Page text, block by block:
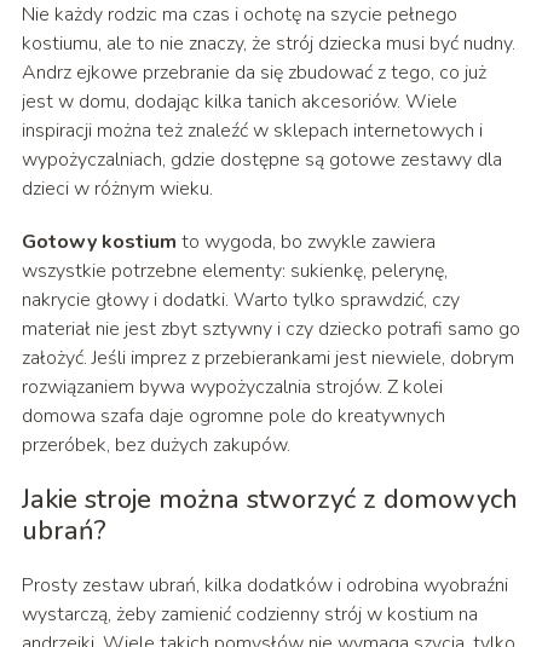
Nie każdy rodzic ma czas i ochotę na szycie pełnego
kostiumu, ale to nie znaczy, że strój dziecka musi być nudny.
Andrz ejkowe przebranie da się zbudować z tego, co już
jest w domu, dodając kilka tanich akcesoriów. Wiele
inspiracji można też znaleźć w sklepach internetowych i
wypożyczalniach, gdzie dostępne są gotowe zestawy dla
dzieci w różnym wieku.
Gotowy kostium to wygoda, bo zwykle zawiera
wszystkie potrzebne elementy: sukienkę, pelerynę,
nakrycie głowy i dodatki. Warto tylko sprawdzić, czy
materiał nie jest zbyt sztywny i czy dziecko potrafi samo go
założyć. Jeśli imprez z przebierankami jest niewiele, dobrym
rozwiązaniem bywa wypożyczalnia strojów. Z kolei
domowa szafa daje ogromne pole do kreatywnych
przeróbek, bez dużych zakupów.
Jakie stroje można stworzyć z domowych
ubrań?
Prosty zestaw ubrań, kilka dodatków i odrobina wyobraźni
wystarczą, żeby zamienić codzienny strój w kostium na